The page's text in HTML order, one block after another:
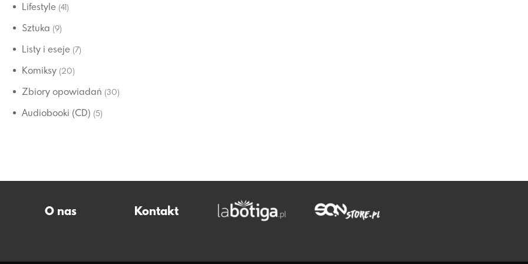
Lifestyle (41)
Sztuka (9)
Listy i eseje (7)
Komiksy (20)
Zbiory opowiadań (30)
Audiobooki (CD) (5)
O nas Kontakt